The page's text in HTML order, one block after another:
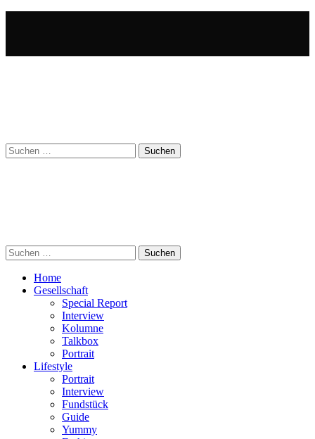
Suchen
nach:
Suchen
nach:
Home
Gesellschaft
Special Report
Interview
Kolumne
Talkbox
Portrait
Lifestyle
Portrait
Interview
Fundstück
Guide
Yummy